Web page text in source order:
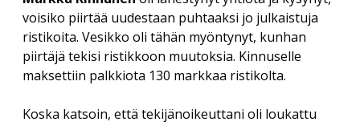
voisiko piirtää uudestaan puhtaaksi jo julkaistuja
ristikoita. Vesikko oli tähän myöntynyt, kunhan
piirtäjä tekisi ristikkoon muutoksia. Kinnuselle
maksettiin palkkiota 130 markkaa ristikolta.
Koska katsoin, että tekijänoikeuttani oli loukattu